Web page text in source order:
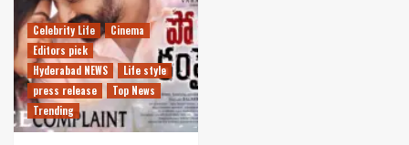
Celebrity Life
Cinema
Editors pick
Hyderabad NEWS
Life style
press release
Top News
Trending